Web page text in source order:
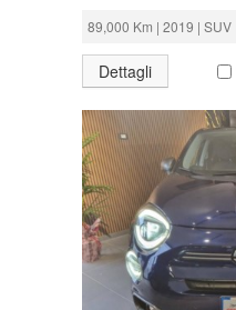
89,000 Km | 2019 | SUV
Dettagli